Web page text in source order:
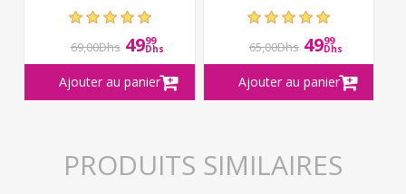
69,00Dhs 4999
Dhs 65,00Dhs 4999
Dhs
PRODUITS SIMILAIRES